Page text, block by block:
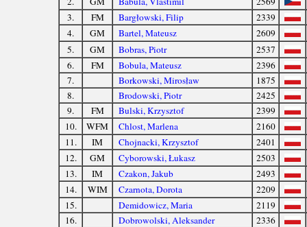
3.
FM Bargłowski, Filip
2339
4.
GM Bartel, Mateusz
2609
5.
GM Bobras, Piotr
2537
6.
FM Bobula, Mateusz
2396
7.
Borkowski, Mirosław
1875
8.
Brodowski, Piotr
2425
9.
FM Bulski, Krzysztof
2399
10.
WFM Chlost, Marlena
2160
11.
IM Chojnacki, Krzysztof
2401
12.
GM Cyborowski, Łukasz
2503
13.
IM Czakon, Jakub
2493
14.
WIM Czarnota, Dorota
2209
15.
Demidowicz, Maria
2119
16.
Dobrowolski, Aleksander
2336